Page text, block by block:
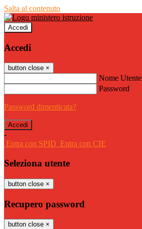
Salta al contenuto
Accedi
Accedi
button close ×
Nome Utente
Password
Password dimenticata?
-
Entra con SPID Entra con CIE
Seleziona utente
button close ×
Recupero password
button close ×